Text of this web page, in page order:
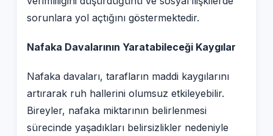
sorunlara yol açtığını göstermektedir.
Nafaka Davalarının Yaratabileceği Kaygılar
Nafaka davaları, tarafların maddi kaygılarını
artırarak ruh hallerini olumsuz etkileyebilir.
Bireyler, nafaka miktarının belirlenmesi
sürecinde yaşadıkları belirsizlikler nedeniyle